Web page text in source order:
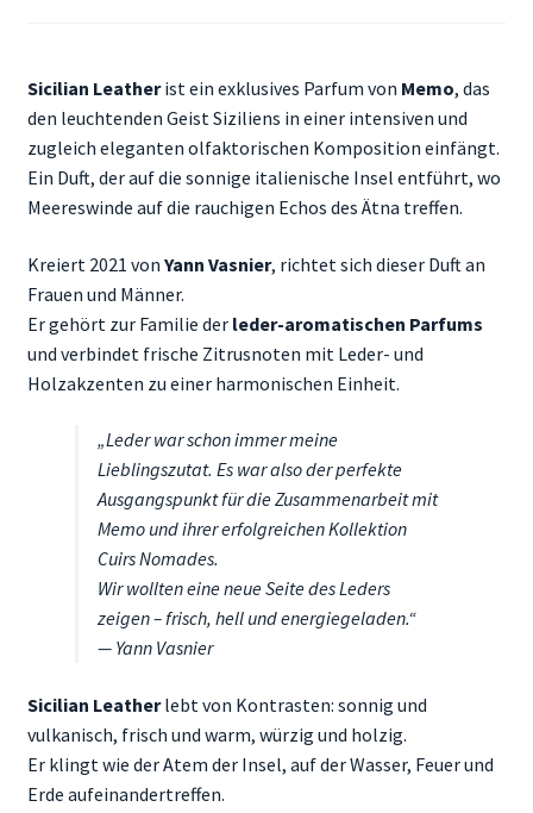
Duftberatung & FAQ
Sicilian Leatherist ein exklusives Parfum von Memo, das
den leuchtenden Geist Siziliens in einer intensiven und
zugleich eleganten olfaktorischen Komposition einfängt.
Ein Duft, der auf die sonnige italienische Insel entführt, wo
Meereswinde auf die rauchigen Echos des Ätna treffen.
Kreiert 2021 von Yann Vasnier, richtet sich dieser Duft an
Frauen und Männer.
Er gehört zur Familie der leder-aromatischen Parfums
und verbindet frische Zitrusnoten mit Leder- und
Holzakzenten zu einer harmonischen Einheit.
„Leder war schon immer meine
Lieblingszutat. Es war also der perfekte
Ausgangspunkt für die Zusammenarbeit mit
Memo und ihrer erfolgreichen Kollektion
Cuirs Nomades.
Wir wollten eine neue Seite des Leders
zeigen – frisch, hell und energiegeladen.“
— Yann Vasnier
Sicilian Leatherlebt von Kontrasten: sonnig und
vulkanisch, frisch und warm, würzig und holzig.
Er klingt wie der Atem der Insel, auf der Wasser, Feuer und
Erde aufeinandertreffen.